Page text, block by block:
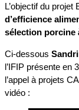
L’objectif du
d’efficience
sélection porcine
Ci-dessous
l’IFIP présente en
l’appel à projets
vidéo :